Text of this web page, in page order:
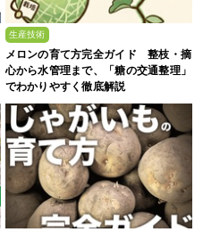
生産技術
メロンの育て方完全ガイド 整枝・摘
心から水管理まで、「糖の交通整理」
でわかりやすく徹底解説